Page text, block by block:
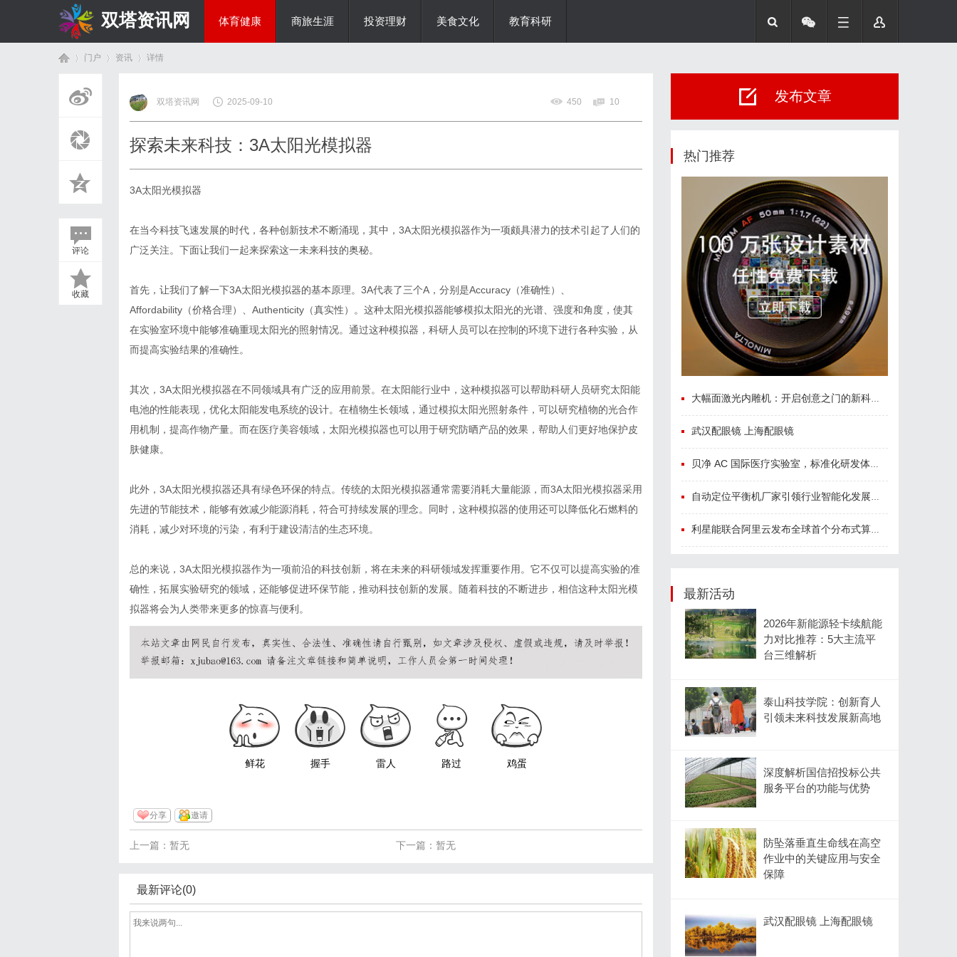
双塔资讯网 体育健康 商旅生涯 投资理财 美食文化 教育科研
门户 资讯
›
详情
评论
收藏
双塔资讯网 2025-09-10 450 10
探索未来科技：3A太阳光模拟器
3A太阳光模拟器
在当今科技飞速发展的时代，各种创新技术不断涌现，其中，3A太阳光模拟器作为一项颇具潜力的技术引起了人们的
广泛关注。下面让我们一起来探索这一未来科技的奥秘。
首先，让我们了解一下3A太阳光模拟器的基本原理。3A代表了三个A，分别是Accuracy（准确性）、
Affordability（价格合理）、Authenticity（真实性）。这种太阳光模拟器能够模拟太阳光的光谱、强度和角度，使其
在实验室环境中能够准确重现太阳光的照射情况。通过这种模拟器，科研人员可以在控制的环境下进行各种实验，从
而提高实验结果的准确性。
其次，3A太阳光模拟器在不同领域具有广泛的应用前景。在太阳能行业中，这种模拟器可以帮助科研人员研究太阳能
电池的性能表现，优化太阳能发电系统的设计。在植物生长领域，通过模拟太阳光照射条件，可以研究植物的光合作
用机制，提高作物产量。而在医疗美容领域，太阳光模拟器也可以用于研究防晒产品的效果，帮助人们更好地保护皮
肤健康。
此外，3A太阳光模拟器还具有绿色环保的特点。传统的太阳光模拟器通常需要消耗大量能源，而3A太阳光模拟器采用
先进的节能技术，能够有效减少能源消耗，符合可持续发展的理念。同时，这种模拟器的使用还可以降低化石燃料的
消耗，减少对环境的污染，有利于建设清洁的生态环境。
总的来说，3A太阳光模拟器作为一项前沿的科技创新，将在未来的科研领域发挥重要作用。它不仅可以提高实验的准
确性，拓展实验研究的领域，还能够促进环保节能，推动科技创新的发展。随着科技的不断进步，相信这种太阳光模
拟器将会为人类带来更多的惊喜与便利。
鲜花 握手 雷人 路过 鸡蛋
分享 邀请
下一篇：暂无
上一篇：暂无
最新评论(0)
发布文章
热门推荐
大幅面激光内雕机：开启创意之门的新科技利器
武汉配眼镜 上海配眼镜
贝净 AC 国际医疗实验室，标准化研发体系全解析
自动定位平衡机厂家引领行业智能化发展新趋势
利星能联合阿里云发布全球首个分布式算电协同解决方案
最新活动
2026年新能源轻卡续航能
力对比推荐：5大主流平
台三维解析
泰山科技学院：创新育人
引领未来科技发展新高地
深度解析国信招投标公共
服务平台的功能与优势
防坠落垂直生命线在高空
作业中的关键应用与安全
保障
武汉配眼镜 上海配眼镜